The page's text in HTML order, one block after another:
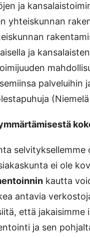
ja
yhteiskunnan
ja
palveluihin
selvityksellemme
ei ole
kautta
antavia
että
ja sen